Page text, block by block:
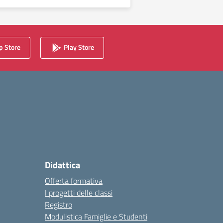
Store Play Store
Didattica
Offerta formativa
I progetti delle classi
Registro
Modulistica Famiglie e Studenti